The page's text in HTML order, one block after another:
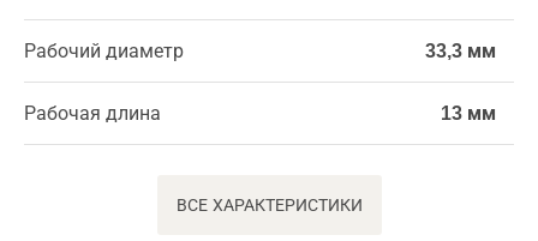
Рабочий диаметр 33,3 мм
Рабочая длина 13 мм
ВСЕ ХАРАКТЕРИСТИКИ